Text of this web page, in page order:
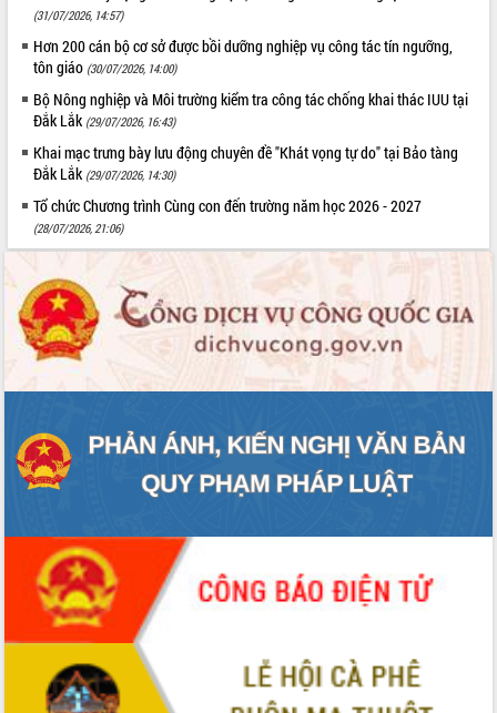
HĐND tỉnh thông qua điều chỉnh Quy
hoạch tỉnh thời kỳ 2021-2030
Hội thảo góp ý hồ sơ điều chỉnh quy
hoạch tỉnh Đắk Lắk thời kỳ 2021-2030,
tầm nhìn đến năm 2050
Nâng cao hiệu quả hoạt động của các
doanh nghiệp nhà nước
Hội nghị triển khai kết nối mạng
truyền số liệu chuyên dùng phục vụ cơ
quan Đảng, Nhà nước
tay làm sạch môi trường
Xã Ea Kar bước chuyển mình trong
công tác cải cách hành chính mô hình
mới
UBND tỉnh họp báo định kỳ tháng 4
Hội thảo khoa học “Giải pháp thúc đẩy
phát triển nền kinh tế xanh tại tỉnh
Đắk Lắk”
hiện nhiệm vụ quản lý tài sản công
hàng tuần
Tháo gỡ những vướng mắc, đẩy mạnh
công tác cải cách thủ tục hành chính
tại Trung tâm Phục vụ hành chính
công tỉnh
Đắk Lắk: Tôn vinh 46 giải pháp tại Hội
thi Sáng tạo Kỹ thuật 2024 - 2025
(31/07/2026, 14:57)
Hơn 200 cán bộ cơ sở được bồi dưỡng nghiệp vụ công tác tín ngưỡng,
tôn giáo (30/07/2026, 14:00)
Bộ Nông nghiệp và Môi trường kiểm tra công tác chống khai thác IUU tại
Đắk Lắk (29/07/2026, 16:43)
Khai mạc trưng bày lưu động chuyên đề "Khát vọng tự do" tại Bảo tàng
Đắk Lắk (29/07/2026, 14:30)
Tổ chức Chương trình Cùng con đến trường năm học 2026 - 2027
(28/07/2026, 21:06)